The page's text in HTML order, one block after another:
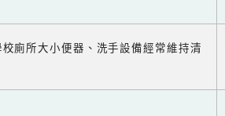
廁所大小便器、洗手設備經常維持清